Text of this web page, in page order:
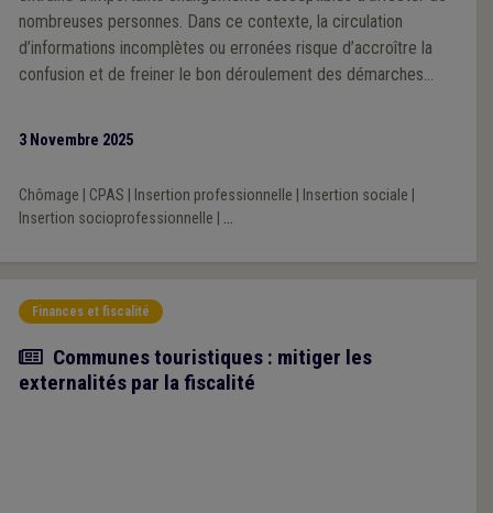
nombreuses personnes. Dans ce contexte, la circulation
d’informations incomplètes ou erronées risque d’accroître la
confusion et de freiner le bon déroulement des démarches
3 Novembre 2025
Chômage CPAS Insertion professionnelle Insertion sociale
Insertion socioprofessionnelle
...
Finances et fiscalité
Article
Communes touristiques : mitiger les
externalités par la fiscalité